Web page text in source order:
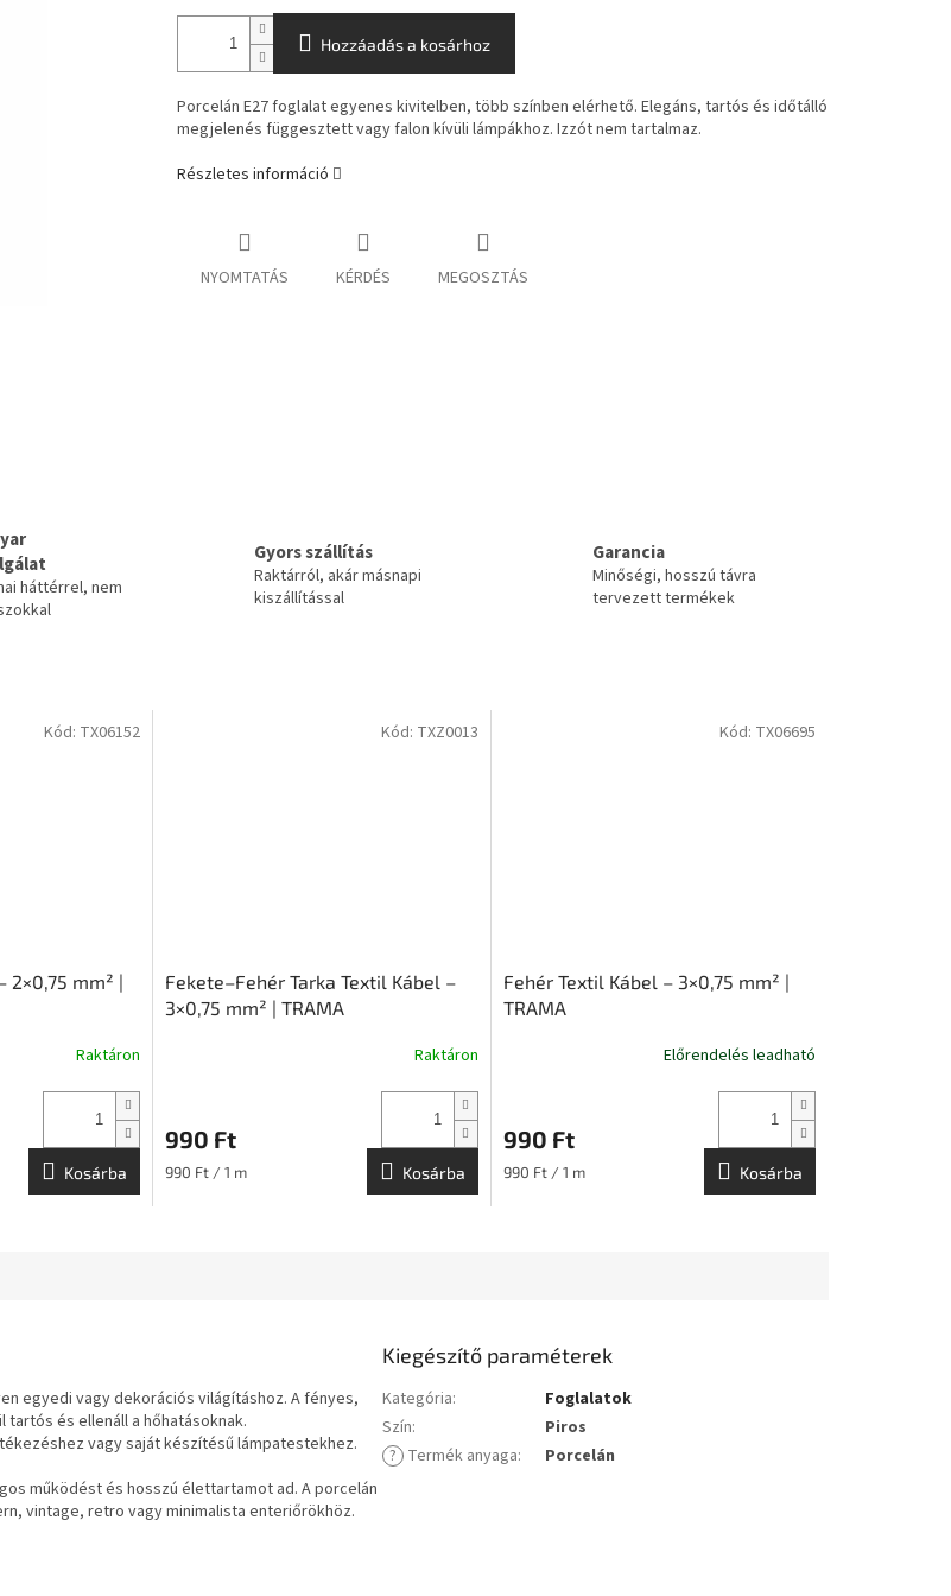
Hozzáadás a kosárhoz
Porcelán E27 foglalat egyenes kivitelben, több színben elérhető. Elegáns, tartós és időtálló
megjelenés függesztett vagy falon kívüli lámpákhoz. Izzót nem tartalmaz.
Részletes információ
NYOMTATÁS KÉRDÉS MEGOSZTÁS
háttérrel, nem
Gyors szállítás
Raktárról, akár másnapi
kiszállítással
Garancia
Minőségi, hosszú távra
tervezett termékek
2×0,75 mm² |
Raktáron
Kosárba
Kód: TX06152
Fekete–Fehér Tarka Textil Kábel –
3×0,75 mm² | TRAMA
Raktáron
990 Ft
Egységár:
990 Ft / 1 m Kosárba
Kód: TXZ0013
Fehér Textil Kábel – 3×0,75 mm² |
TRAMA
Előrendelés leadható
990 Ft
Egységár:
990 Ft / 1 m Kosárba
Kód: TX06695
egyedi vagy dekorációs világításhoz. A fényes,
és ellenáll a hőhatásoknak.
vagy saját készítésű lámpatestekhez.
működést és hosszú élettartamot ad. A porcelán
vintage, retro vagy minimalista enteriőrökhöz.
Kiegészítő paraméterek
Kategória:
Foglalatok
Szín:
Piros
? Termék anyaga: Porcelán